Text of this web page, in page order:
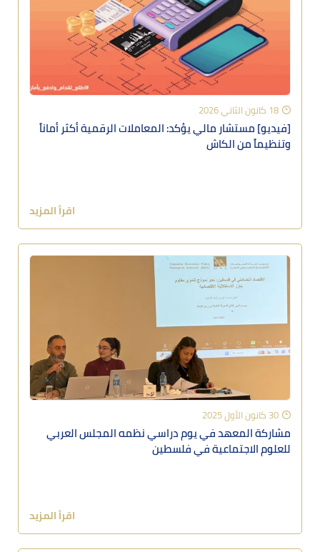
18 كانون الثاني 2026
[فيديو] مستشار مالي يؤكد: المعاملات الرقمية أكثر أماناً
وتنظيماً من الكاش
اقرأ المزيد
30 كانون الأول 2025
مشاركة المعهد في يوم دراسي نظمه المجلس العربي
للعلوم الاجتماعية في فلسطين
اقرأ المزيد